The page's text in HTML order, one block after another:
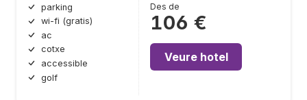
parking
wi-fi (gratis)
ac
cotxe
accessible
golf
Des de
106 €
Veure hotel